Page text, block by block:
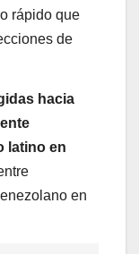
rápido que
de
hacia
latino en
en